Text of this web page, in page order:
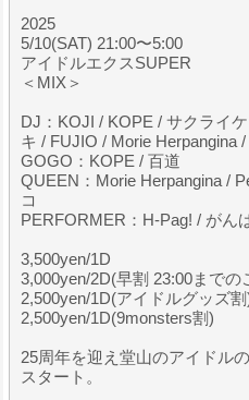
2025
5/10(SAT) 21:00〜5:00
アイドルエクスSUPER
＜MIX＞
DJ：KOJI / KOPE / サクライ
キ / FUJIO / Morie Herpangina
GOGO：KOPE / 百道
QUEEN：Morie Herpangina /
コ
PERFORMER：H-Pag! / がん
3,500yen/1D
3,000yen/2D(早割 23:00までの
2,500yen/1D(アイドルグッズ割
2,500yen/1D(9monsters割)
25周年を迎え堂山のアイドル
スタート。